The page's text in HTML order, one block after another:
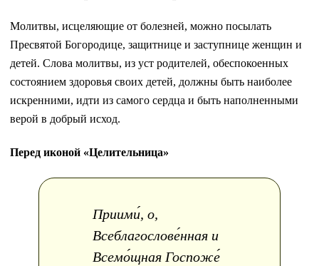
Молитвы, исцеляющие от болезней, можно посылать
Пресвятой Богородице, защитнице и заступнице женщин и
детей. Слова молитвы, из уст родителей, обеспокоенных
состоянием здоровья своих детей, должны быть наиболее
искренними, идти из самого сердца и быть наполненными
верой в добрый исход.
Перед иконой «Целительница»
Приими́, о,
Всеблагослове́нная и
Всемо́щная Госпоже́